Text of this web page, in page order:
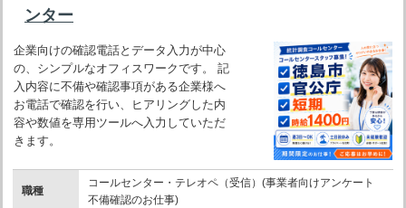
ンター
企業向けの確認電話とデータ入力が中心
の、シンプルなオフィスワークです。 記
入内容に不備や確認事項がある企業様へ
お電話で確認を行い、ヒアリングした内
容や数値を専用ツールへ入力していただ
きます。
職種
コールセンター・テレオペ（受信）(事業者向けアンケート
不備確認のお仕事)